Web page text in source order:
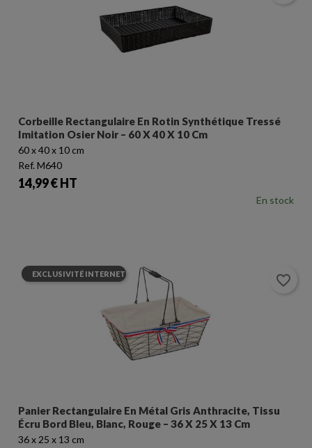
Corbeille Rectangulaire En Rotin Synthétique Tressé
Imitation Osier Noir – 60 X 40 X 10 Cm
60 x 40 x 10 cm
Ref. M640
Prix
14,99 € HT
En stock
Panier Rectangulaire En Métal Gris Anthracite, Tissu
Écru Bord Bleu, Blanc, Rouge – 36 X 25 X 13 Cm
36 x 25 x 13 cm
EXCLUSIVITÉ INTERNET favorite_border